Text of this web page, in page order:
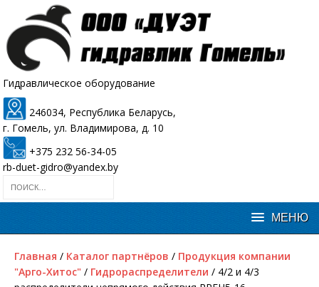
Гидравлическое оборудование
246034, Республика Беларусь,
г. Гомель, ул. Владимирова, д. 10
+375 232 56-34-05
rb-duet-gidro@yandex.by
Главная / Каталог партнёров / Продукция компании
"Арго-Хитос" / Гидрораспределители / 4/2 и 4/3